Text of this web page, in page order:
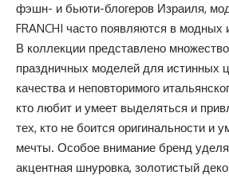
фэшн- и бьюти-блогеров Израиля,
FRANCHI часто появляются в модных
В коллекции представлено
праздничных моделей для истинных
качества и неповторимого
кто любит и умеет выделяться и
тех, кто не боится оригинальности и
мечты. Особое внимание бренд
акцентная шнуровка, золотистый